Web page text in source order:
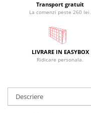
Transport gratuit
La comenzi peste 260 lei.
LIVRARE IN EASYBOX
Ridicare personala.
Descriere